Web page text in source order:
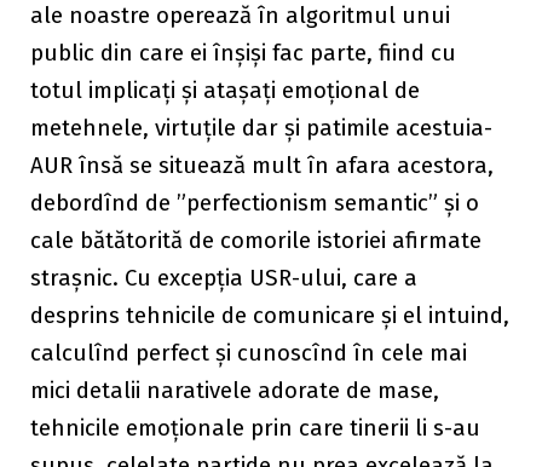
ale noastre operează în algoritmul unui
public din care ei înșiși fac parte, fiind cu
totul implicați și atașați emoțional de
metehnele, virtuțile dar și patimile acestuia-
AUR însă se situează mult în afara acestora,
debordînd de ”perfectionism semantic” și o
cale bătătorită de comorile istoriei afirmate
strașnic. Cu excepția USR-ului, care a
desprins tehnicile de comunicare și el intuind,
calculînd perfect și cunoscînd în cele mai
mici detalii narativele adorate de mase,
tehnicile emoționale prin care tinerii li s-au